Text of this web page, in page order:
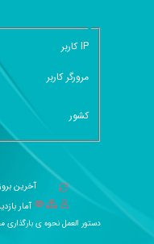
گزارش آمار
IP کاربر
مرورگر کاربر
کشور
آخرین
آمار
دستور العمل نحوه ی